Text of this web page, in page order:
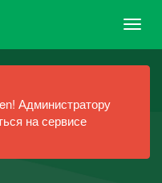
Администратору
на сервисе